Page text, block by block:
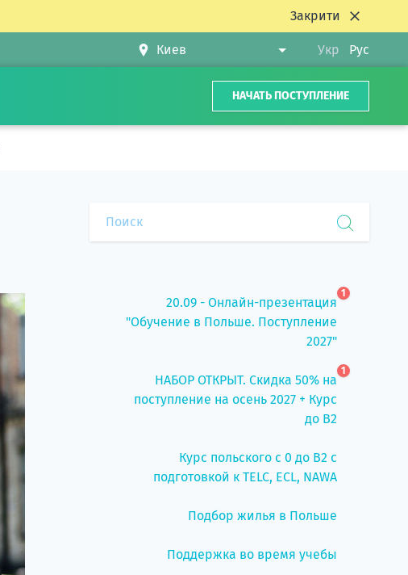
Закрити
Укр Рус
НАЧАТЬ ПОСТУПЛЕНИЕ
20.09 - Онлайн-презентация
"Обучение в Польше. Поступление
2027"
1
НАБОР ОТКРЫТ. Скидка 50% на
поступление на осень 2027 + Курс
до B2
1
Курс польского с 0 до B2 с
подготовкой к TELC, ECL, NAWA
Подбор жилья в Польше
Поддержка во время учебы